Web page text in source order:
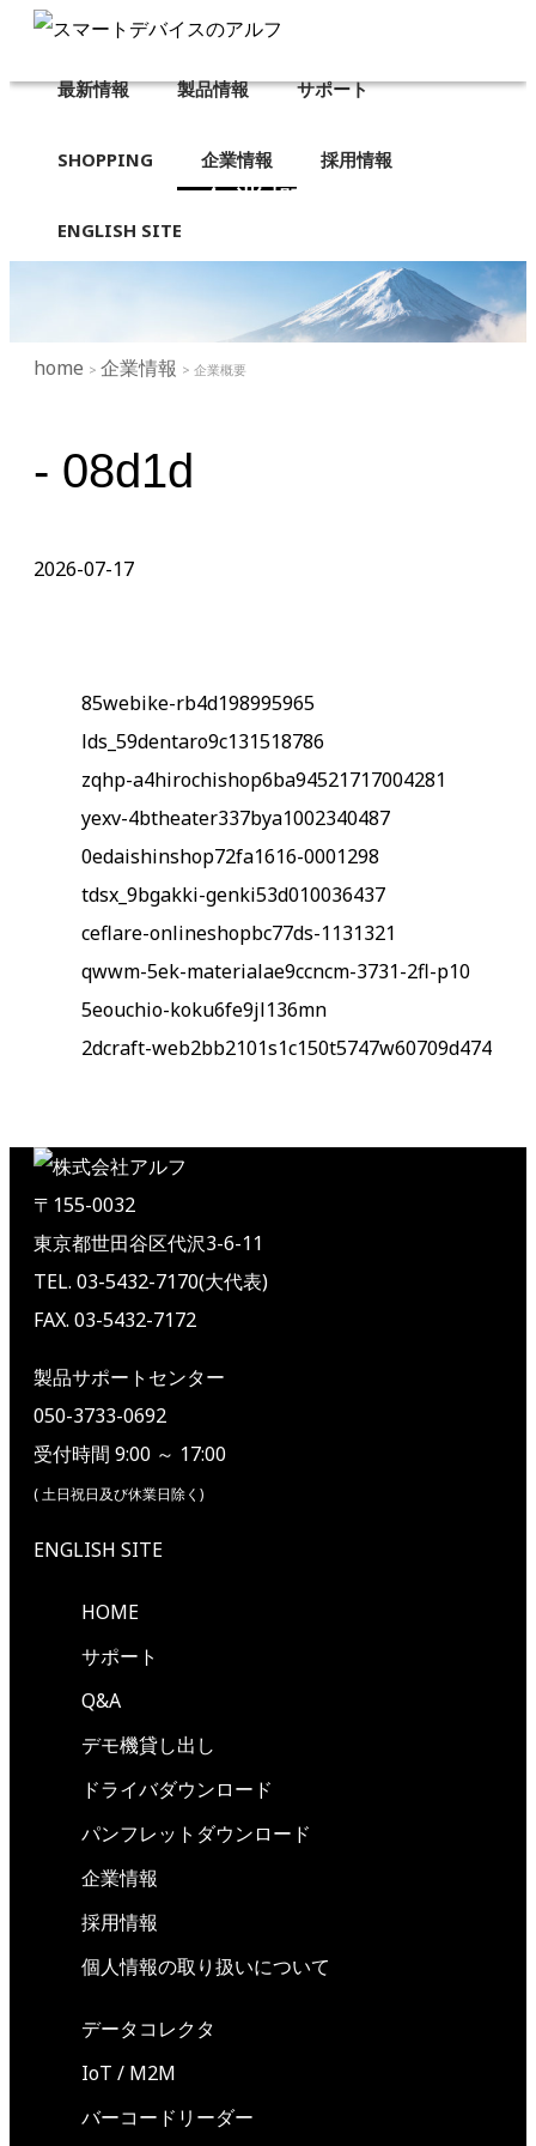
最新情報 製品情報 サポート
SHOPPING 企業情報 採用情報
ENGLISH SITE
企業概要
home > 企業情報 > 企業概要
- 08d1d
2026-07-17
85webike-rb4d198995965
lds_59dentaro9c131518786
zqhp-a4hirochishop6ba94521717004281
yexv-4btheater337bya1002340487
0edaishinshop72fa1616-0001298
tdsx_9bgakki-genki53d010036437
ceflare-onlineshopbc77ds-1131321
qwwm-5ek-materialae9ccncm-3731-2fl-p10
5eouchio-koku6fe9jl136mn
2dcraft-web2bb2101s1c150t5747w60709d474
〒155-0032
東京都世田谷区代沢3-6-11
TEL. 03-5432-7170(大代表)
FAX. 03-5432-7172
製品サポートセンター
050-3733-0692
受付時間 9:00 ～ 17:00
( 土日祝日及び休業日除く)
ENGLISH SITE
HOME
サポート
Q&A
デモ機貸し出し
ドライバダウンロード
パンフレットダウンロード
企業情報
採用情報
個人情報の取り扱いについて
データコレクタ
IoT / M2M
バーコードリーダー